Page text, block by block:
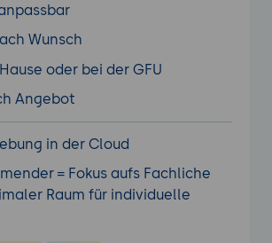
Wunsch
oder bei der GFU
Angebot
in der Cloud
= Fokus aufs Fachliche
Raum für individuelle